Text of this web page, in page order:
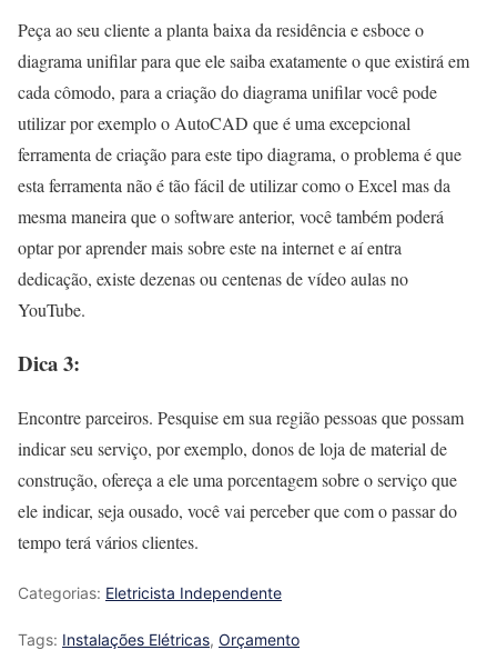
Peça ao seu cliente a planta baixa da residência e esboce o
diagrama unifilar para que ele saiba exatamente o que existirá em
cada cômodo, para a criação do diagrama unifilar você pode
utilizar por exemplo o AutoCAD que é uma excepcional
ferramenta de criação para este tipo diagrama, o problema é que
esta ferramenta não é tão fácil de utilizar como o Excel mas da
mesma maneira que o software anterior, você também poderá
optar por aprender mais sobre este na internet e aí entra
dedicação, existe dezenas ou centenas de vídeo aulas no
YouTube.
Dica 3:
Encontre parceiros. Pesquise em sua região pessoas que possam
indicar seu serviço, por exemplo, donos de loja de material de
construção, ofereça a ele uma porcentagem sobre o serviço que
ele indicar, seja ousado, você vai perceber que com o passar do
tempo terá vários clientes.
Categorias: Eletricista Independente
Tags: Instalações Elétricas, Orçamento